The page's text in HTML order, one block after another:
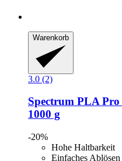
Warenkorb
3.0 (2)
Spectrum PLA Pro
1000 g
-20%
Hohe Haltbarkeit
Einfaches